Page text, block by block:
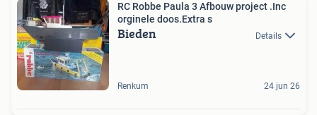
RC Robbe Paula 3 Afbouw project .Inc
orginele doos.Extra s
Bieden Details
Renkum 24 jun 26